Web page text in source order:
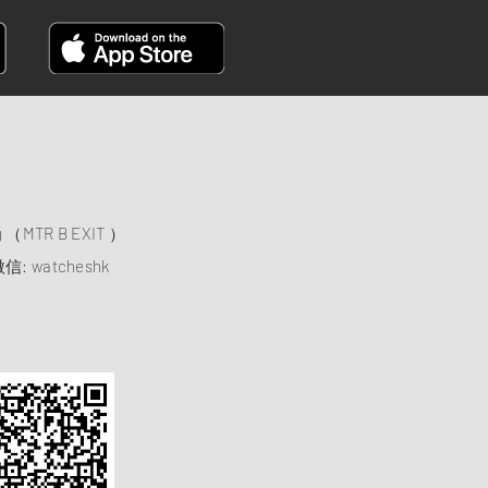
MTR B EXIT ）
信: watcheshk